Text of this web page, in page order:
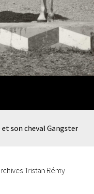
et son cheval Gangster
Tristan Rémy